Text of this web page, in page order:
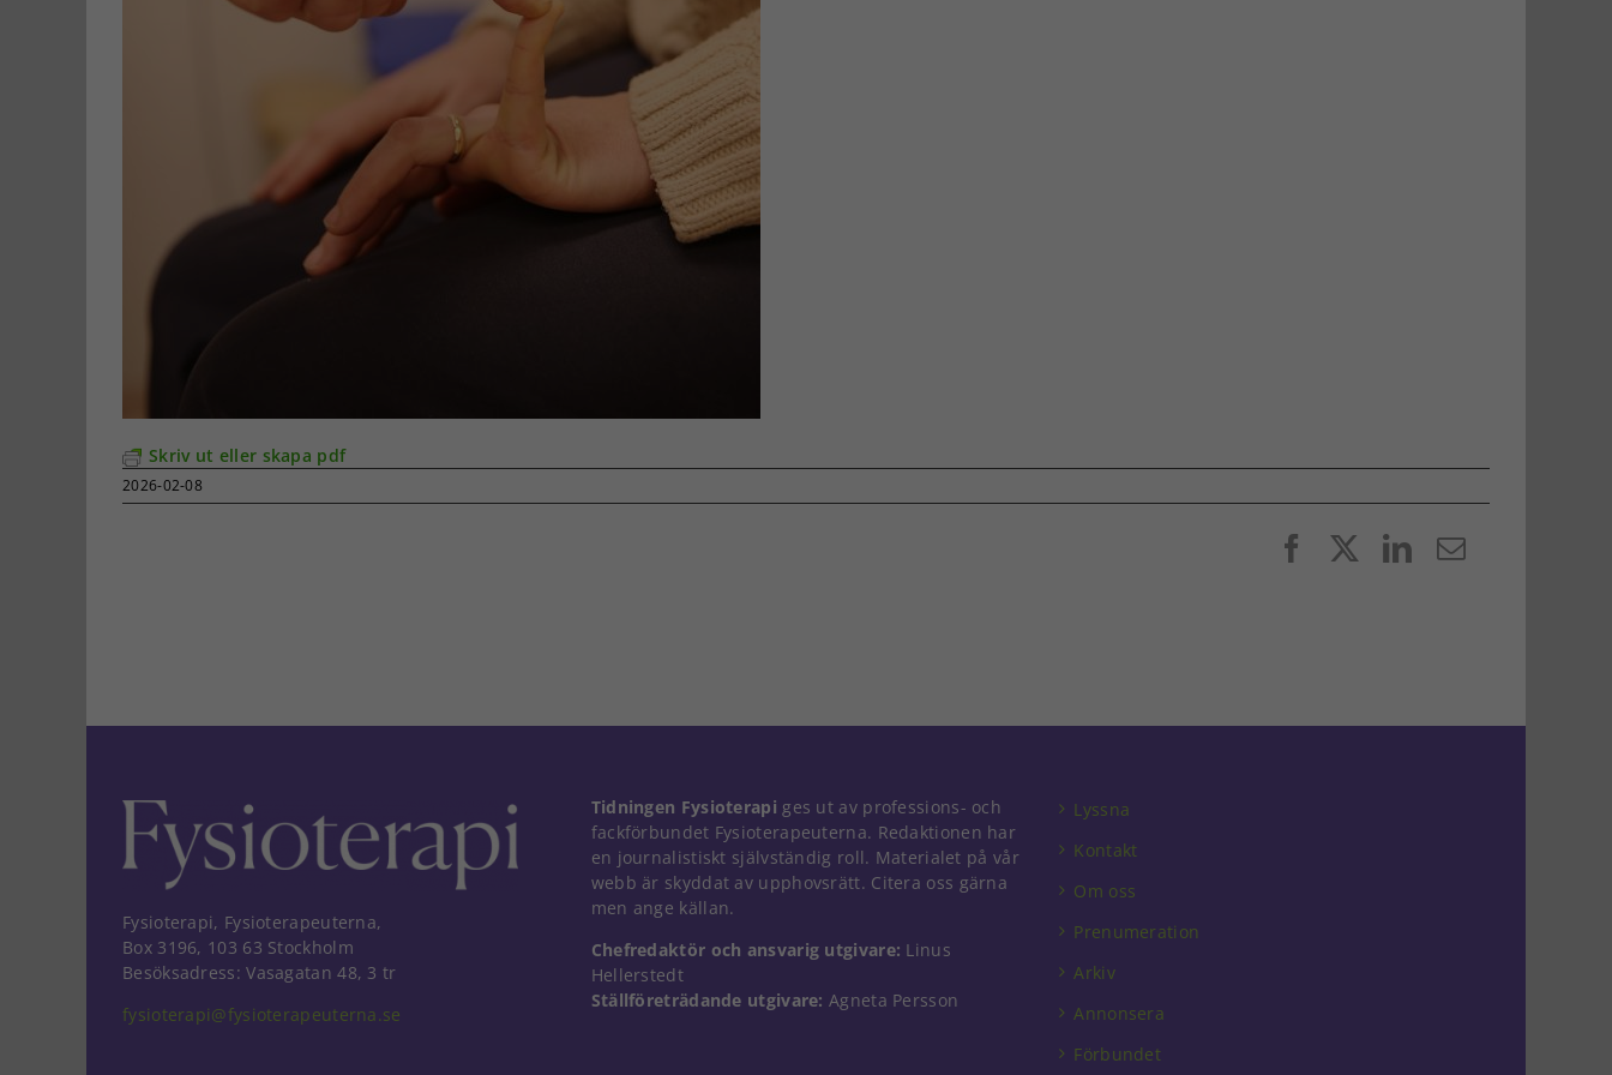
Skriv ut eller skapa pdf
2026-02-08
FacebookLinkedIn
E-
Fysioterapi, Fysioterapeuterna,
Box 3196, 103 63 Stockholm
Besöksadress: Vasagatan 48, 3 tr
fysioterapi@fysioterapeuterna.se
Tidningen Fysioterapi ges ut av professions- och
fackförbundet Fysioterapeuterna. Redaktionen har
en journalistiskt självständig roll. Materialet på vår
webb är skyddat av upphovsrätt. Citera oss gärna
men ange källan.
Chefredaktör och ansvarig utgivare: Linus
Hellerstedt
Ställföreträdande utgivare: Agneta Persson
Lyssna
Kontakt
Om oss
Prenumeration
Arkiv
Annonsera
Förbundet
Nödvändiga
Dessa kakor
går inte att
välja bort. De
behövs för
taget ska